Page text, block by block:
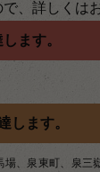
、詳しくは
ます。
します。
、泉東町、泉